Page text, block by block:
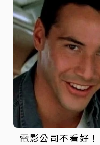
電影公司不看好